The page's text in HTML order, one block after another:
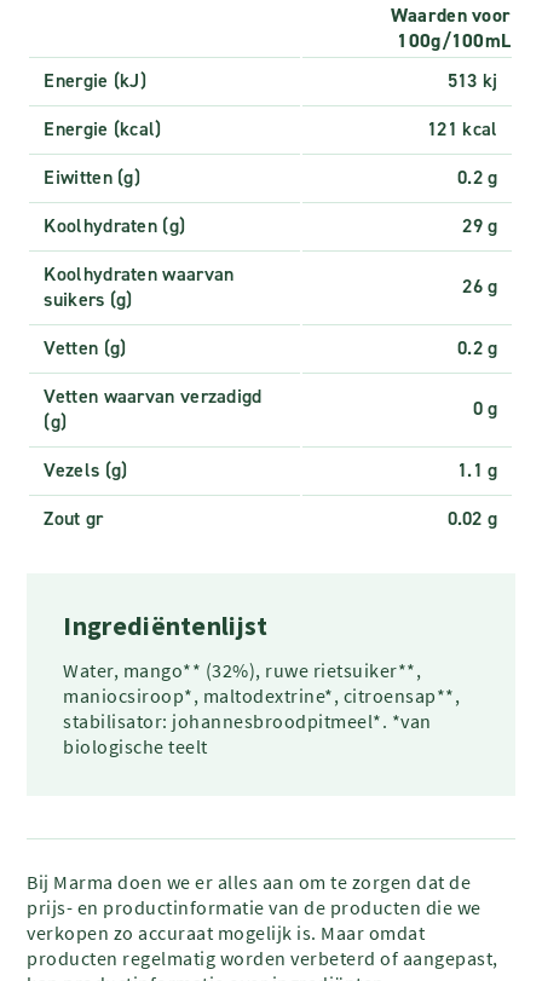
Waarden voor
100g/100mL
Energie (kJ)
513 kj
Energie (kcal)
121 kcal
Eiwitten (g)
0.2 g
Koolhydraten (g)
29 g
Koolhydraten waarvan
suikers (g)
26 g
Vetten (g)
0.2 g
Vetten waarvan verzadigd
(g)
0 g
Vezels (g)
1.1 g
Zout gr
0.02 g
Ingrediëntenlijst
Water, mango** (32%), ruwe rietsuiker**,
maniocsiroop*, maltodextrine*, citroensap**,
stabilisator: johannesbroodpitmeel*. *van
biologische teelt
Bij Marma doen we er alles aan om te zorgen dat de
prijs- en productinformatie van de producten die we
verkopen zo accuraat mogelijk is. Maar omdat
producten regelmatig worden verbeterd of aangepast,